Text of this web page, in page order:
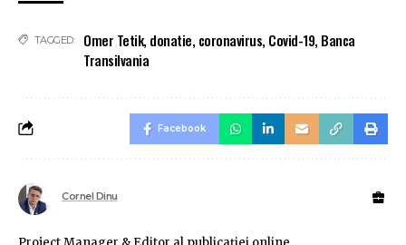
TAGGED: Omer Tetik, donatie, coronavirus, Covid-19, Banca
Transilvania
Facebook
Cornel Dinu